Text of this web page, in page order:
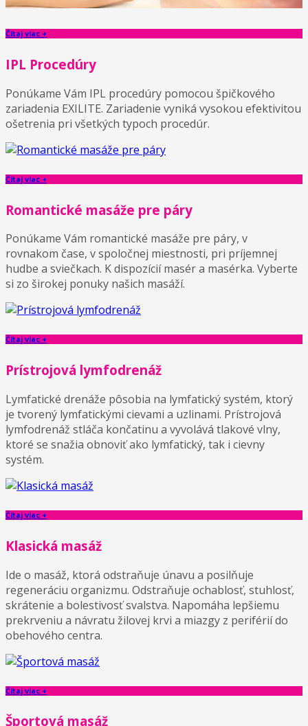
Čítaj viac +
IPL Procedúry
Ponúkame Vám IPL procedúry pomocou špičkového
zariadenia EXILITE. Zariadenie vyniká vysokou efektivitou
ošetrenia pri všetkých typoch procedúr.
Čítaj viac +
Romantické masáže pre páry
Ponúkame Vám romantické masáže pre páry, v
rovnakom čase, v spoločnej miestnosti, pri príjemnej
hudbe a sviečkach. K dispozícií masér a masérka. Vyberte
si zo širokej ponuky našich masáží.
Čítaj viac +
Prístrojová lymfodrenáž
Lymfatické drenáže pôsobia na lymfatický systém, ktorý
je tvorený lymfatickými cievami a uzlinami. Prístrojová
lymfodrenáž stláča končatinu a vyvolává tlakové vlny,
ktoré se snažia obnoviť ako lymfatický, tak i cievny
systém.
Čítaj viac +
Klasická masáž
Ide o masáž, ktorá odstraňuje únavu a posilňuje
regeneráciu organizmu. Odstraňuje ochablosť, stuhlosť,
skrátenie a bolestivosť svalstva. Napomáha lepšiemu
prekrveniu a návratu žilovej krvi a miazgy z periférií do
obehového centra.
Čítaj viac +
Športová masáž